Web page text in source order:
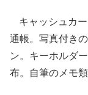
キャッシュカ
通帳。写真付き
ン。キーホルダ
布。自筆のメモ